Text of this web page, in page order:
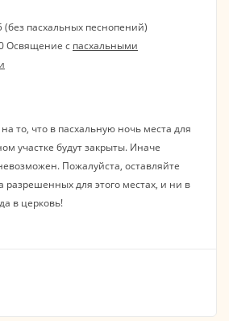
(без пасхальных песнопений)
Освящение с пасхальными
то, что в пасхальную ночь места для
участке будут закрыты. Иначе
Пожалуйста, оставляйте
для этого местах, и ни в
в церковь!